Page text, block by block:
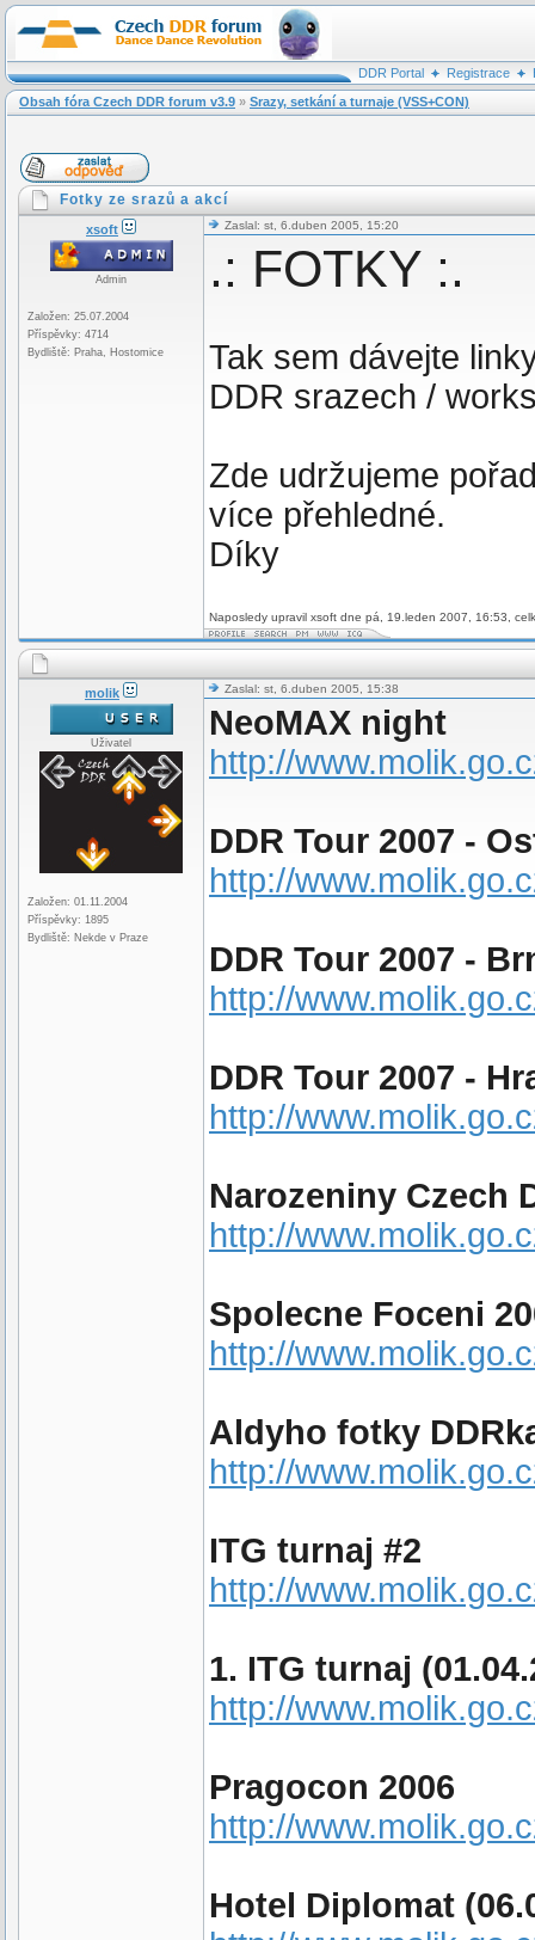
DDR Portal Registrace
Obsah fóra Czech DDR forum v3.9 » Srazy, setkání a turnaje (VSS+CON)
Fotky ze srazů a akcí
xsoft
Admin
Založen: 25.07.2004
Příspěvky: 4714
Bydliště: Praha, Hostomice
Zaslal: st, 6.duben 2005, 15:20
.: FOTKY :.
Tak sem dávejte
DDR srazech /
Zde udržujeme
více přehledné.
Díky
Naposledy upravil xsoft dne pá, 19.leden 2007, 16:53,
molik
Uživatel
Založen: 01.11.2004
Příspěvky: 1895
Bydliště: Nekde v Praze
Zaslal: st, 6.duben 2005, 15:38
NeoMAX night
http://
DDR Tour 2007 -
http://
DDR Tour 2007 -
http://
DDR Tour 2007 -
http://
Narozeniny Czech
http://
Spolecne Foceni
http://
Aldyho fotky
http://
ITG turnaj #2
http://
1. ITG turnaj
http://
Pragocon 2006
http://
Hotel Diplomat